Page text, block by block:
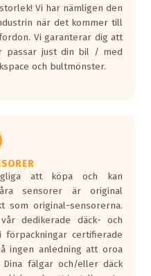
Vi har nämligen den
när det kommer till
Vi garanterar dig att
passar just din bil / med
och bultmönster.
att köpa och kan
sensorer är original
som original-sensorerna.
dedikerade däck- och
certifierade
ingen anledning att oroa
fälgar och/eller däck